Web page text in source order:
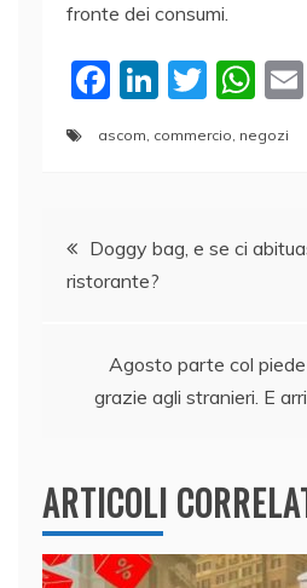
fronte dei consumi.
F
b
o
k
Li
dI
n
T
w
itt
W
at
A
ascom, commercio, negozi
Navigazione
articoli
Doggy bag, e se ci
ristorante?
Agosto parte col
grazie agli stranieri. E
ARTICOLI